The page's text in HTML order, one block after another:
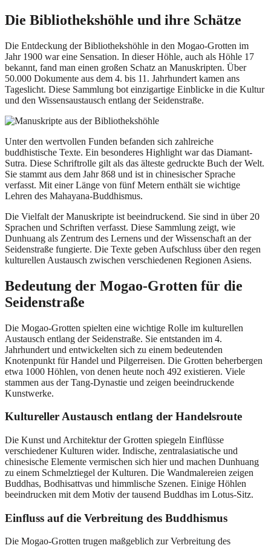
Die Bibliothekshöhle und ihre Schätze
Die Entdeckung der Bibliothekshöhle in den Mogao-Grotten im
Jahr 1900 war eine Sensation. In dieser Höhle, auch als Höhle 17
bekannt, fand man einen großen Schatz an Manuskripten. Über
50.000 Dokumente aus dem 4. bis 11. Jahrhundert kamen ans
Tageslicht. Diese Sammlung bot einzigartige Einblicke in die Kultur
und den Wissensaustausch entlang der Seidenstraße.
Unter den wertvollen Funden befanden sich zahlreiche
buddhistische Texte. Ein besonderes Highlight war das Diamant-
Sutra. Diese Schriftrolle gilt als das älteste gedruckte Buch der Welt.
Sie stammt aus dem Jahr 868 und ist in chinesischer Sprache
verfasst. Mit einer Länge von fünf Metern enthält sie wichtige
Lehren des Mahayana-Buddhismus.
Die Vielfalt der Manuskripte ist beeindruckend. Sie sind in über 20
Sprachen und Schriften verfasst. Diese Sammlung zeigt, wie
Dunhuang als Zentrum des Lernens und der Wissenschaft an der
Seidenstraße fungierte. Die Texte geben Aufschluss über den regen
kulturellen Austausch zwischen verschiedenen Regionen Asiens.
Bedeutung der Mogao-Grotten für die
Seidenstraße
Die Mogao-Grotten spielten eine wichtige Rolle im kulturellen
Austausch entlang der Seidenstraße. Sie entstanden im 4.
Jahrhundert und entwickelten sich zu einem bedeutenden
Knotenpunkt für Handel und Pilgerreisen. Die Grotten beherbergen
etwa 1000 Höhlen, von denen heute noch 492 existieren. Viele
stammen aus der Tang-Dynastie und zeigen beeindruckende
Kunstwerke.
Kultureller Austausch entlang der Handelsroute
Die Kunst und Architektur der Grotten spiegeln Einflüsse
verschiedener Kulturen wider. Indische, zentralasiatische und
chinesische Elemente vermischen sich hier und machen Dunhuang
zu einem Schmelztiegel der Kulturen. Die Wandmalereien zeigen
Buddhas, Bodhisattvas und himmlische Szenen. Einige Höhlen
beeindrucken mit dem Motiv der tausend Buddhas im Lotus-Sitz.
Einfluss auf die Verbreitung des Buddhismus
Die Mogao-Grotten trugen maßgeblich zur Verbreitung des